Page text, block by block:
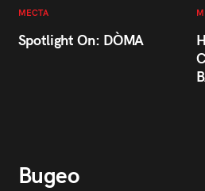
МЕСТА
Spotlight On: DÒMA
Видео